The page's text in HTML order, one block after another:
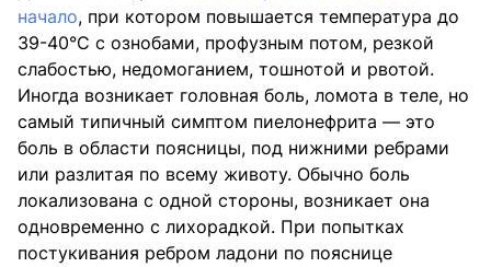
начало, при котором повышается температура до
39-40°С с ознобами, профузным потом, резкой
слабостью, недомоганием, тошнотой и рвотой.
Иногда возникает головная боль, ломота в теле, но
самый типичный симптом пиелонефрита — это
боль в области поясницы, под нижними ребрами
или разлитая по всему животу. Обычно боль
локализована с одной стороны, возникает она
одновременно с лихорадкой. При попытках
постукивания ребром ладони по пояснице